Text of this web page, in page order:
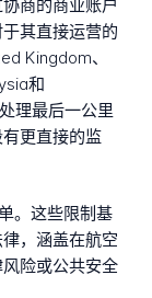
商的商业账户
其直接运营的
Kingdom、
和
理最后一公里
更直接的监
。这些限制基
，涵盖在航空
险或公共安全